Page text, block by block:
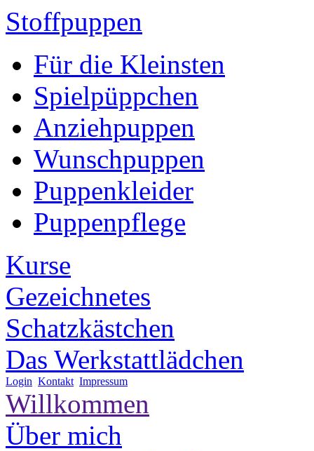
Stoffpuppen
Für die Kleinsten
Spielpüppchen
Anziehpuppen
Wunschpuppen
Puppenkleider
Puppenpflege
Kurse
Gezeichnetes
Schatzkästchen
Das Werkstattlädchen
Login Kontakt Impressum
Willkommen
Über mich